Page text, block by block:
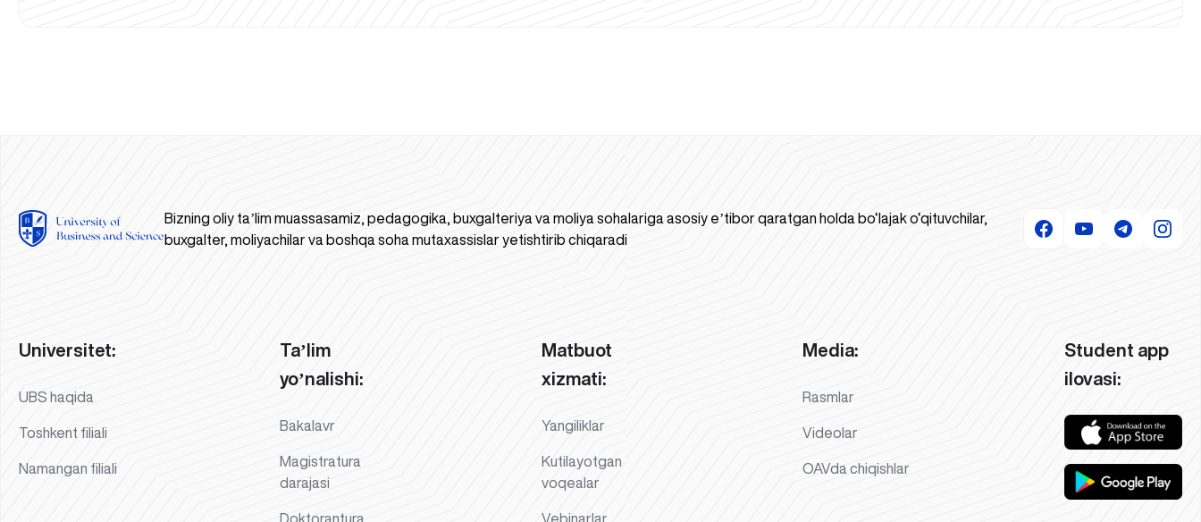
Bizning oliy taʼlim muassasamiz, pedagogika, buxgalteriya va moliya sohalariga asosiy eʼtibor qaratgan holda bo‘lajak o‘qituvchilar,
buxgalter, moliyachilar va boshqa soha mutaxassislar yetishtirib chiqaradi
Universitet:
UBS haqida
Toshkent filiali
Namangan filiali
Taʼlim
yoʼnalishi:
Bakalavr
Magistratura
darajasi
Doktorantura
Matbuot
xizmati:
Yangiliklar
Kutilayotgan
voqealar
Vebinarlar
Media:
Rasmlar
Videolar
OAVda chiqishlar
Student app
ilovasi: